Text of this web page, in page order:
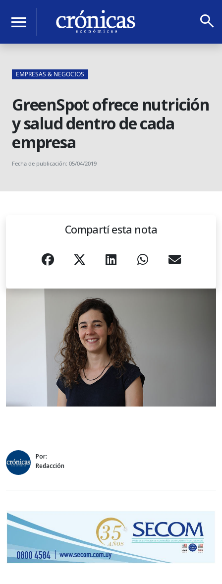
menu search
EMPRESAS & NEGOCIOS
GreenSpot ofrece nutrición
y salud dentro de cada
empresa
Fecha de publicación: 05/04/2019
Compartí esta nota
Por:
Redacción